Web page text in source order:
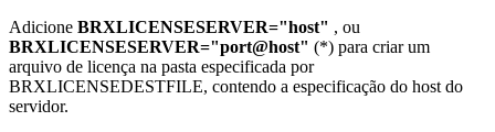
Adicione BRXLICENSESERVER="host" , ou
BRXLICENSESERVER="port@host" (*) para criar um
arquivo de licença na pasta especificada por
BRXLICENSEDESTFILE, contendo a especificação do host do
servidor.